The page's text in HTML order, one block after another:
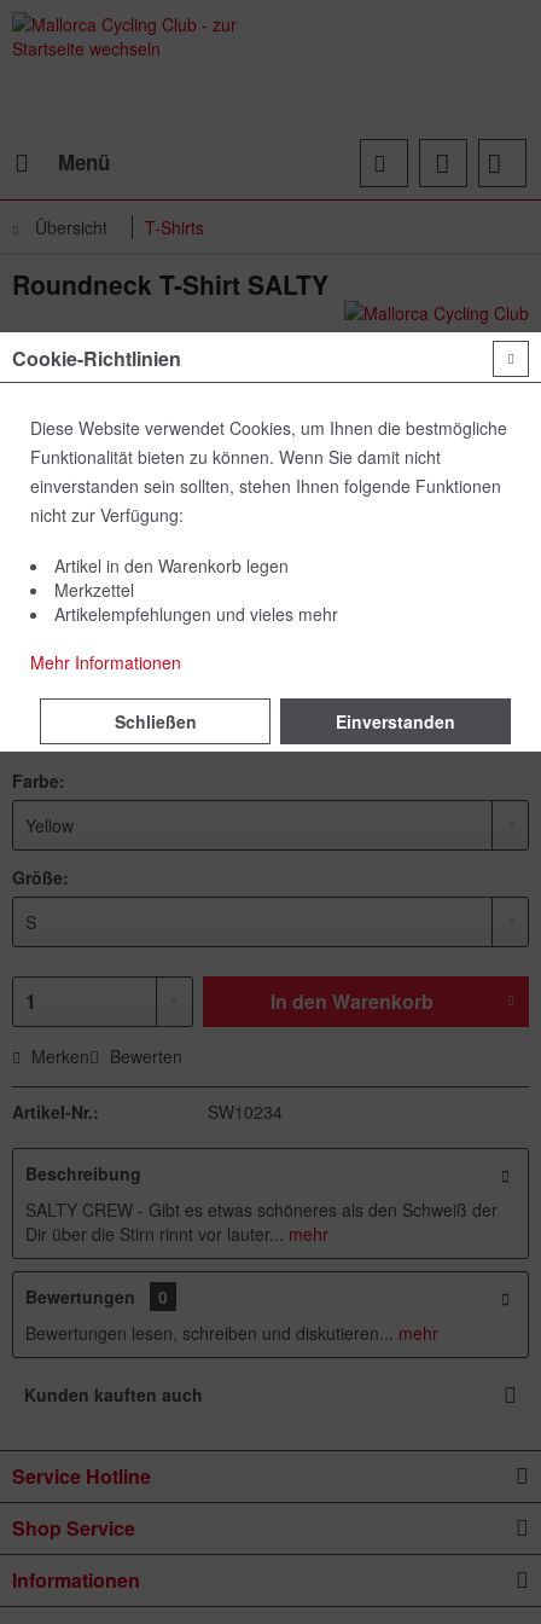
Menü
Übersicht T-Shirts
Roundneck T-Shirt SALTY
39,00 € *
inkl. MwSt.zzgl. Versandkosten
Lieferzeit 7 Werktage
Farbe:
Größe:
In den Warenkorb
Merken Bewerten
Artikel-Nr.: SW10234
Beschreibung
SALTY CREW - Gibt es etwas schöneres als den Schweiß der
Dir über die Stirn rinnt vor lauter... mehr
Bewertungen
0
Bewertungen lesen, schreiben und diskutieren... mehr
Kunden kauften auch
Service Hotline
Shop Service
Informationen
Cookie-Richtlinien
Diese Website verwendet Cookies, um Ihnen die bestmögliche
Funktionalität bieten zu können. Wenn Sie damit nicht
einverstanden sein sollten, stehen Ihnen folgende Funktionen
nicht zur Verfügung:
Artikel in den Warenkorb legen
Merkzettel
Artikelempfehlungen und vieles mehr
Mehr Informationen
Einverstanden
Schließen